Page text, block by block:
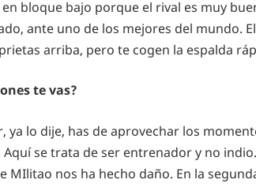
bloque bajo porque el rival es muy
ante uno de los mejores del mundo.
arriba, pero te cogen la espalda
te vas?
ya lo dije, has de aprovechar los
se trata de ser entrenador y no
MIlitao nos ha hecho daño. En la